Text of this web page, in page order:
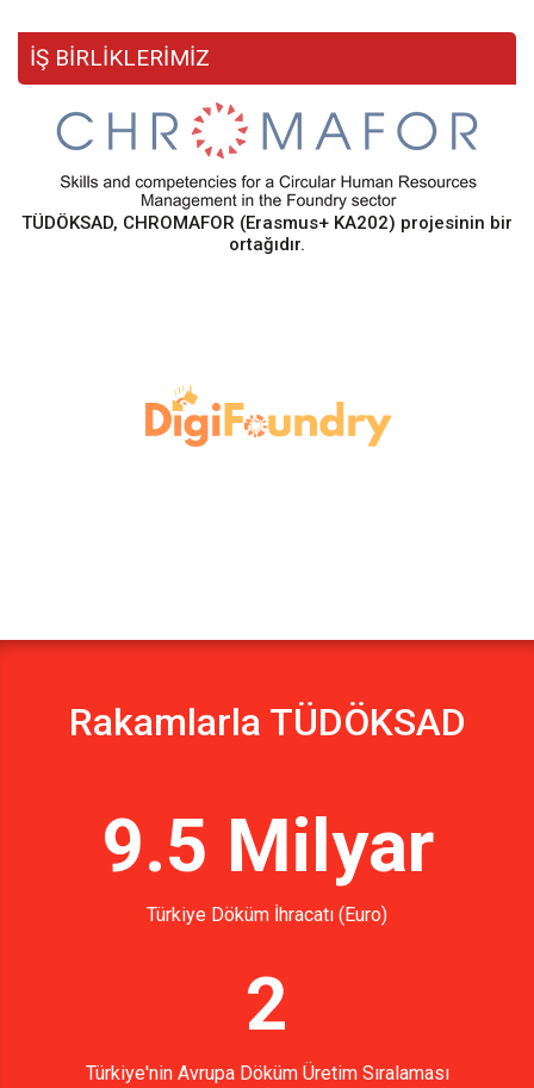
İŞ BİRLİKLERİMİZ
TÜDÖKSAD, CHROMAFOR (Erasmus+ KA202) projesinin bir
ortağıdır.
Rakamlarla TÜDÖKSAD
9.5 Milyar
Türkiye Döküm İhracatı (Euro)
2
Türkiye'nin Avrupa Döküm Üretim Sıralaması